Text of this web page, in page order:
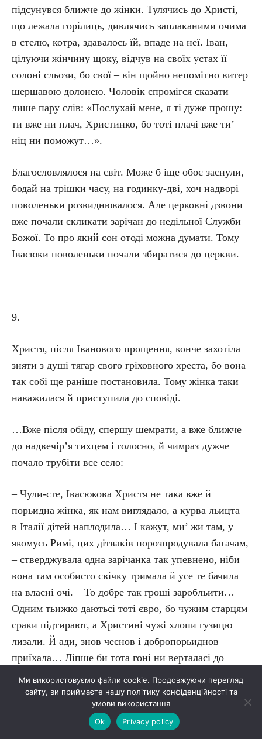
підсунувся ближче до жінки. Тулячись до Христі,
що лежала горілиць, дивлячись заплаканими очима
в стелю, котра, здавалось їй, впаде на неї. Іван,
цілуючи жінчину щоку, відчув на своїх устах її
солоні сльози, бо свої – він щойно непомітно витер
шершавою долонею. Чоловік спромігся сказати
лише пару слів: «Послухай мене, я ті дуже прошу:
ти вже ни плач, Христинко, бо тоті плачі вже ти’
ніц ни поможут…».
Благословлялося на світ. Може б іще обоє заснули,
бодай на трішки часу, на годинку-дві, хоч надворі
поволеньки розвиднювалося. Але церковні дзвони
вже почали скликати зарічан до недільної Служби
Божої. То про який сон отоді можна думати. Тому
Івасюки поволеньки почали збиратися до церкви.
9.
Христя, після Іванового прощення, конче захотіла
зняти з душі тягар свого гріховного хреста, бо вона
так собі ще раніше постановила. Тому жінка таки
наважилася й приступила до сповіді.
…Вже після обіду, спершу шемрати, а вже ближче
до надвечір’я тихцем і голосно, й чимраз дужче
почало трубіти все село:
– Чули-сте, Івасюкова Христя не така вже й
порьидна жінка, як нам виглядало, а курва льицта –
в Італії дітей наплодила… І кажут, ми’ жи там, у
якомусь Римі, цих дітваків порозпродувала багачам,
– стверджувала одна зарічанка так упевнено, ніби
вона там особисто свічку тримала й усе те бачила
на власні очі. – То добре так гроші заробльити…
Одним тьижко даютьсі тоті євро, бо чужим старцям
сраки підтирают, а Христині чужі хлопи гузицю
лизали. Й ади, знов чеснов і добропорьиднов
приїхала… Ліпше би тота гоні ни верталасі до
Заріччі…
– Йди-йди, ти, Ганьо, що таке дурне плетеш? – не
вірили інші, – Христя точно ни така: я її змалку
Ми використовуємо файли cookie. Продовжуючи перегляд
сайту, ви приймаєте нашу політику конфіденційності та
умови використання
Ok
Privacy policy